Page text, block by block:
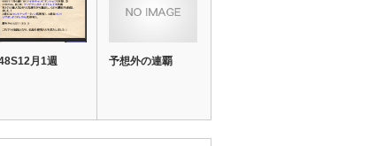
月1週 予想外の連覇